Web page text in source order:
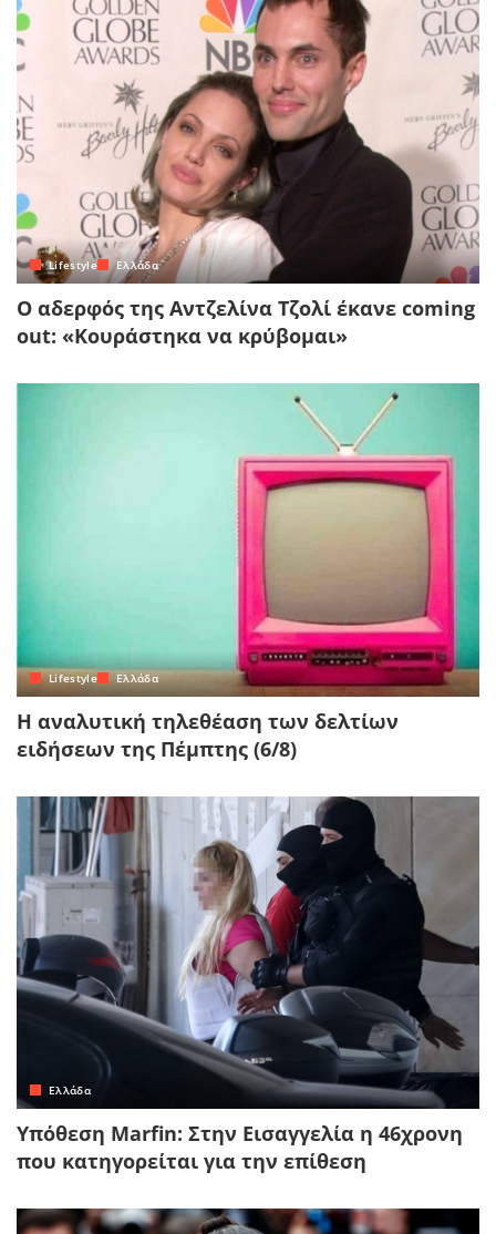
Lifestyle Ελλάδα
Ο αδερφός της Αντζελίνα Τζολί έκανε coming
out: «Κουράστηκα να κρύβομαι»
Lifestyle Ελλάδα
Η αναλυτική τηλεθέαση των δελτίων
ειδήσεων της Πέμπτης (6/8)
Ελλάδα
Υπόθεση Marfin: Στην Εισαγγελία η 46χρονη
που κατηγορείται για την επίθεση